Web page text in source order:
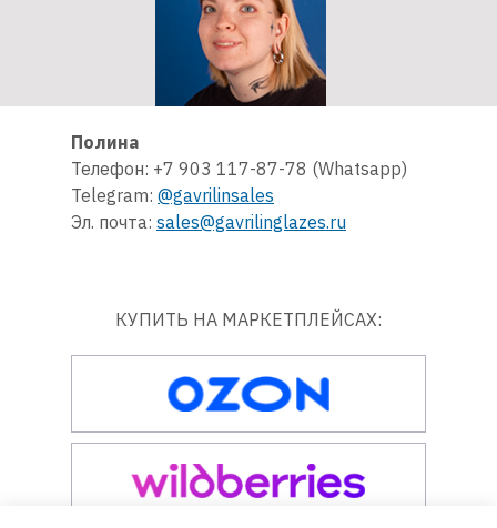
КУПИТЬ НА МАРКЕТПЛЕЙСАХ:
Полина
Телефон: +7 903 117-87-78 (Whatsapp)
Telegram: @gavrilinsales
Эл. почта: sales@gavrilinglazes.ru